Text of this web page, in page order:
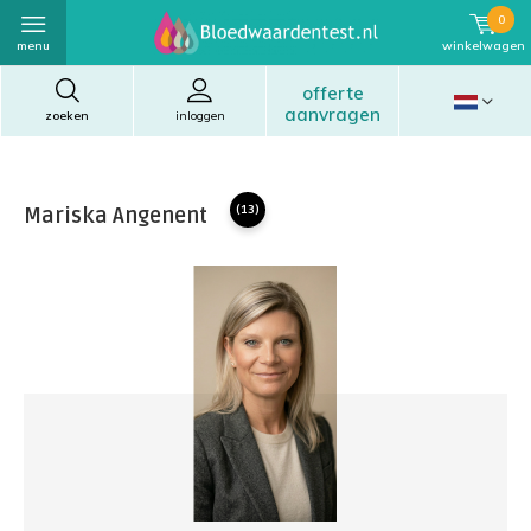
zoeken
offerte
aanvragen
inloggen
menu winkelwagen
0
Mariska Angenent (13)